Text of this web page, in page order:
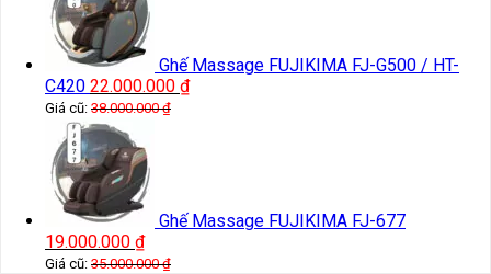
Ghế Massage FUJIKIMA FJ-G500 / HT-
C420 22.000.000 ₫
Giá cũ: 38.000.000₫
Ghế Massage FUJIKIMA FJ-677
19.000.000 ₫
Giá cũ: 35.000.000₫